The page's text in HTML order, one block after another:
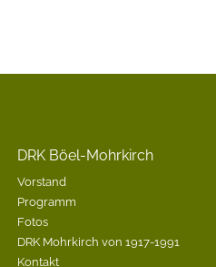
DRK Böel-Mohrkirch
Vorstand
Programm
Fotos
DRK Mohrkirch von 1917-1991
Kontakt